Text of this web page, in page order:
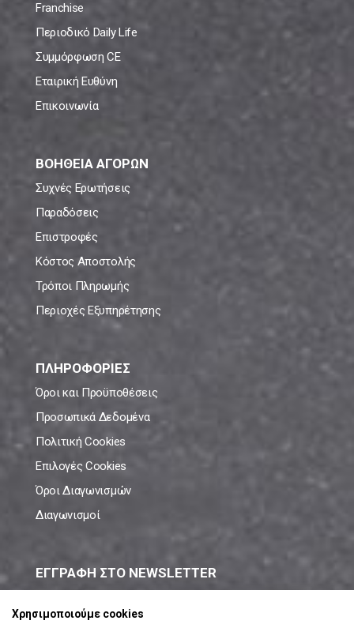
Franchise
Περιοδικό Daily Life
Συμμόρφωση CE
Εταιρική Ευθύνη
Επικοινωνία
ΒΟΗΘΕΙΑ ΑΓΟΡΩΝ
Συχνές Ερωτήσεις
Παραδόσεις
Επιστροφές
Κόστος Αποστολής
Τρόποι Πληρωμής
Περιοχές Εξυπηρέτησης
ΠΛΗΡΟΦΟΡΙΕΣ
Όροι και Προϋποθέσεις
Προσωπικά Δεδομένα
Πολιτική Cookies
Επιλογές Cookies
Όροι Διαγωνισμών
Διαγωνισμοί
ΕΓΓΡΑΦΗ ΣΤΟ NEWSLETTER
Χρησιμοποιούμε cookies